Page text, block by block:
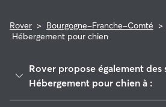
Rover > Bourgogne-Franche-Comté >
Hébergement pour chien
Rover propose également des
Hébergement pour chien à :